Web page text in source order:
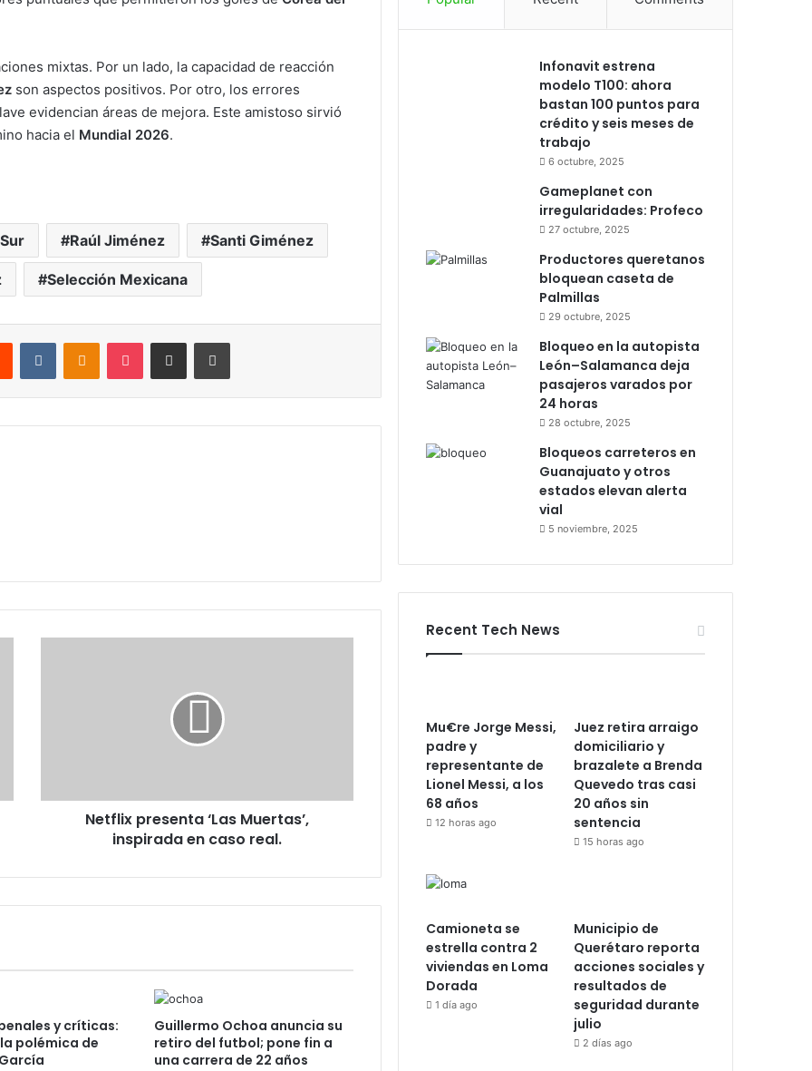
mixtas. Por un lado, la capacidad de reacción
son aspectos positivos. Por otro, los errores
evidencian áreas de mejora. Este amistoso sirvió
hacia el Mundial 2026.
Raúl Jiménez Santi Giménez
Selección Mexicana
Reddit VKontakteOdnoklassniki
Pocket Share via Email Print
Netflix presenta ‘Las Muertas’,
inspirada en caso real.
y críticas:
polémica de
Guillermo Ochoa anuncia su
retiro del futbol; pone fin a
una carrera de 22 años
Infonavit estrena
modelo T100: ahora
bastan 100 puntos para
crédito y seis meses de
trabajo
6 octubre, 2025
Gameplanet con
irregularidades: Profeco
27 octubre, 2025
Productores queretanos
bloquean caseta de
Palmillas
29 octubre, 2025
Bloqueo en la autopista
León–Salamanca deja
pasajeros varados por
24 horas
28 octubre, 2025
Bloqueos carreteros en
Guanajuato y otros
estados elevan alerta
vial
5 noviembre, 2025
Recent Tech News
Mu€re Jorge Messi,
padre y
representante de
Lionel Messi, a los
68 años
12 horas ago
Juez retira arraigo
domiciliario y
brazalete a Brenda
Quevedo tras casi
20 años sin
sentencia
15 horas ago
Camioneta se
estrella contra 2
viviendas en Loma
Dorada
1 día ago
Municipio de
Querétaro reporta
acciones sociales y
resultados de
seguridad durante
julio
2 días ago